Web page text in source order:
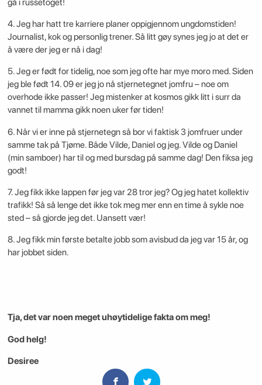
gå i russetoget!
4. Jeg har hatt tre karriere planer oppigjennom ungdomstiden!
Journalist, kok og personlig trener. Så litt gøy synes jeg jo at det er
å være der jeg er nå i dag!
5. Jeg er født for tidelig, noe som jeg ofte har mye moro med. Siden
jeg ble født 14. 09 er jeg jo nå stjernetegnet jomfru – noe om
overhode ikke passer! Jeg mistenker at kosmos gikk litt i surr da
vannet til mamma gikk noen uker før tiden!
6. Når vi er inne på stjernetegn så bor vi faktisk 3 jomfruer under
samme tak på Tjøme. Både Vilde, Daniel og jeg. Vilde og Daniel
(min samboer) har til og med bursdag på samme dag! Den fiksa jeg
godt!
7. Jeg fikk ikke lappen før jeg var 28 tror jeg? Og jeg hatet kollektiv
trafikk! Så så lenge det ikke tok meg mer enn en time å sykle noe
sted – så gjorde jeg det. Uansett vær!
8. Jeg fikk min første betalte jobb som avisbud da jeg var 15 år, og
har jobbet siden.
Tja, det var noen meget uhøytidelige fakta om meg!
God helg!
Desiree